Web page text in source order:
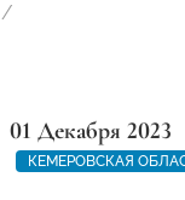
01 Декабря 2023
КЕМЕРОВСКАЯ